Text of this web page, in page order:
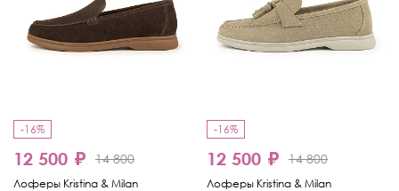
-16%
12 500 ₽ 14 800
Лоферы Kristina & Milan
-16%
12 500 ₽ 14 800
Лоферы Kristina & Milan